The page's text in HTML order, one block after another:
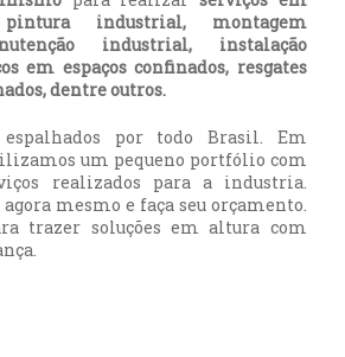
pintura industrial, montagem
industrial, instalação
em espaços confinados, resgates
dentre outros.
por todo Brasil. Em
um pequeno portfólio com
realizados para a industria.
mesmo e faça seu orçamento.
trazer soluções em altura com